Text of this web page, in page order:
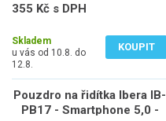
355 Kč s DPH
Skladem
u vás od 10.8. do
12.8.
KOUPIT
Pouzdro na řidítka Ibera IB-
PB17 - Smartphone 5,0 -